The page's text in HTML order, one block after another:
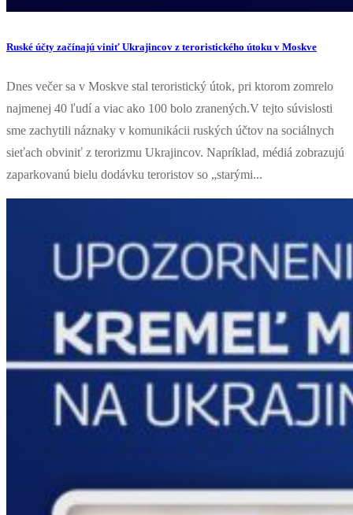
Ruské účty začínajú viniť Ukrajincov z teroristického útoku v Moskve
Dnes večer sa v Moskve stal teroristický útok, pri ktorom zomrelo
najmenej 40 ľudí a viac ako 100 bolo zranených.V tejto súvislosti
sme zachytili náznaky v komunikácii ruských účtov na sociálnych
sieťach obviniť z terorizmu Ukrajincov. Napríklad, médiá zobrazujú
zaparkovanú bielu dodávku teroristov so „starými...